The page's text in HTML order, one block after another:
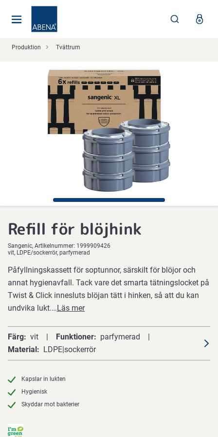
Produktion Tvättrum
Refill för blöjhink
Sangenic Artikelnummer: 1999909426
vit, LDPE/sockerrör, parfymerad
Påfyllningskassett för soptunnor, särskilt för blöjor och
annat hygienavfall. Tack vare det smarta tätningslocket på
Twist & Click innesluts blöjan tätt i hinken, så att du kan
undvika lukt.…Läs mer
Färg vit Funktioner
parfymerad
Material
LDPE|sockerrör
Kapslar in lukten
Hygienisk
Skyddar mot bakterier